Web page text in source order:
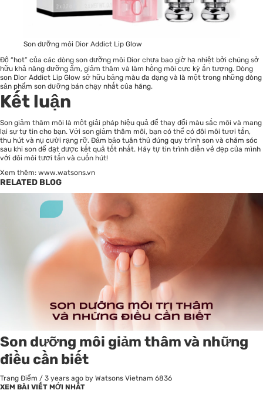
Son dưỡng môi Dior Addict Lip Glow
Độ “hot” của các dòng son dưỡng môi Dior chưa bao giờ hạ nhiệt bởi chúng sở
hữu khả năng dưỡng ẩm, giảm thâm và làm hồng môi cực kỳ ấn tượng. Dòng
son Dior Addict Lip Glow sở hữu bảng màu đa dạng và là một trong những dòng
sản phẩm son dưỡng bán chạy nhất của hãng.
Kết luận
Son giảm thâm môi là một giải pháp hiệu quả để thay đổi màu sắc môi và mang
lại sự tự tin cho bạn. Với son giảm thâm môi, bạn có thể có đôi môi tươi tắn,
thu hút và nụ cười rạng rỡ. Đảm bảo tuân thủ đúng quy trình son và chăm sóc
sau khi son để đạt được kết quả tốt nhất. Hãy tự tin trình diễn vẻ đẹp của mình
với đôi môi tươi tắn và cuốn hút!
Xem thêm: www.watsons.vn
RELATED BLOG
Son dưỡng môi giảm thâm và những
điều cần biết
Trang Điểm / 3 years ago by Watsons Vietnam 6836
XEM BÀI VIẾT MỚI NHẤT